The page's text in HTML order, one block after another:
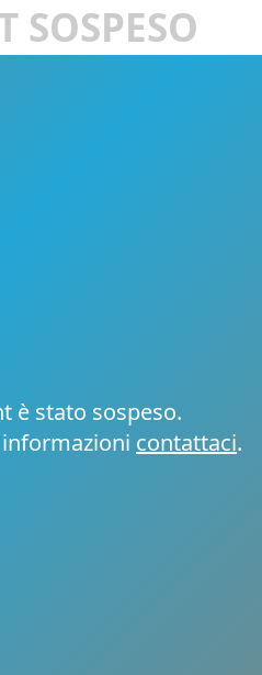
SOSPESO
è stato sospeso.
contattaci.